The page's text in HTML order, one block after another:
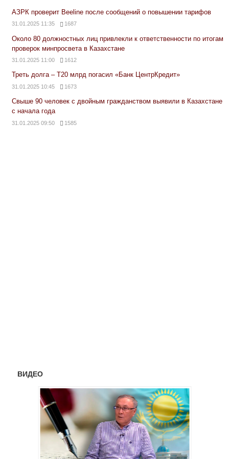
АЗРК проверит Beeline после сообщений о повышении тарифов
31.01.2025 11:35 1687
Около 80 должностных лиц привлекли к ответственности по итогам
проверок минпросвета в Казахстане
31.01.2025 11:00 1612
Треть долга – Т20 млрд погасил «Банк ЦентрКредит»
31.01.2025 10:45 1673
Свыше 90 человек с двойным гражданством выявили в Казахстане
с начала года
31.01.2025 09:50 1585
ВИДЕО